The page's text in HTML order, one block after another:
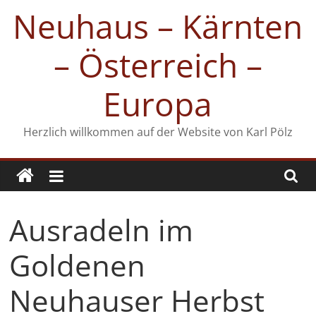
Inhalt
springen
Neuhaus – Kärnten
– Österreich –
Europa
Herzlich willkommen auf der Website von Karl Pölz
Ausradeln im
Goldenen
Neuhauser Herbst